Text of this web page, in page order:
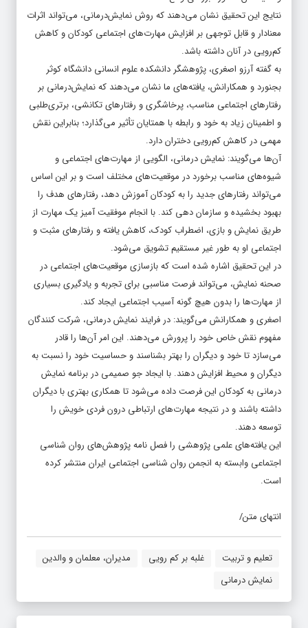
معنادار و قابل توجهی بر افزایش مهارت‌های اجتماعی کودکان و کاهش
کم‌رویی در آنان داشته باشد.
به گفته آرزو اصغری، پژوهشگر دانشکده علوم انسانی دانشگاه کوثر
بجنورد و همکارانش، یافته‌های ما نشان می‌دهند که نمایش‌درمانی بر
رفتار‌های اجتماعی مناسب، پرخاشگری و رفتار‌های تکانشی، برتری‌طلبی
و اطمینان زیاد به خود و رابطه با همتایان تأثیر می‌گذارد؛ بنابراین نقش
مهمی در کاهش کم‌رویی دختران دارد.
آن‌ها می‌گویند: نمایش درمانی، الگویی از مهارت‌های اجتماعی و
شیوه‌های مناسب برخورد در موقعیت‌های مختلف است و بر این اساس
می‌تواند رفتار‌های جدید را به کودکان آموزش دهد، رفتار‌های هدف را
بهبود بخشیده و سازمان دهی کند. با انجام موفقیت آمیز یک مهارت از
طریق نمایش و بازی، اضطراب کودک، کاهش یافته و رفتار‌های مثبت و
اجتماعی او به طور غیر مستقیم تشویق می‌شود.
در این تحقیق اشاره شده است که بازسازی موقعیت‌های اجتماعی در
صحنه نمایش، می‌تواند فرصت مناسبی برای تجربه و یادگیری بسیاری
از مهارت‌ها را بدون هیچ گونه آسیب اجتماعی ایجاد کند.
اصغری و همکارانش می‌گویند: در فرایند نمایش درمانی، شرکت کنندگان
مفهوم نقش خاص خود را پرورش می‌دهند. این امر آن‌ها را قادر
می‌سازد تا خود و دیگران را بهتر بشناسند و حساسیت خود را نسبت به
دیگران و محیط افزایش دهند. با ایجاد جو صمیمی در برنامه نمایش
درمانی به کودکان این فرصت داده می‌شود تا همکاری بهتری با دیگران
داشته باشند و در نتیجه مهارت‌های ارتباطی درون فردی خویش را
توسعه دهند.
این یافته‌های علمی پژوهشی را فصل نامه پژوهش‌های روان شناسی
اجتماعی وابسته به انجمن روان شناسی اجتماعی ایران منتشر کرده
است.
تعلیم و تربیت غلبه بر کم رویی
مدیران، معلمان و والدین
نمایش درمانی
مطالب مرتبط